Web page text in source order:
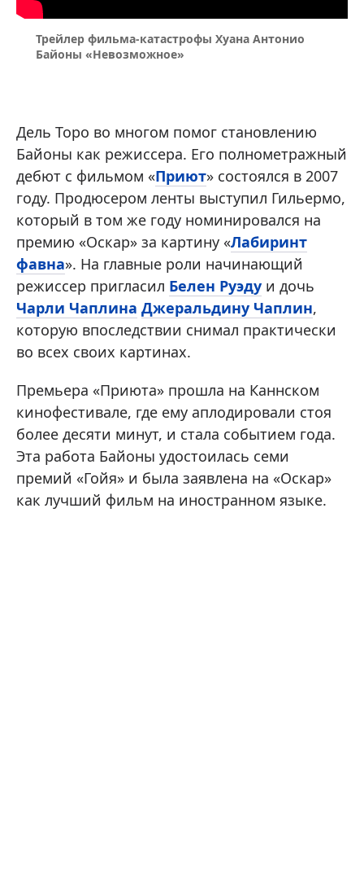
Трейлер фильма-катастрофы Хуана Антонио
Байоны «Невозможное»
Дель Торо во многом помог становлению
Байоны как режиссера. Его полнометражный
дебют с фильмом «Приют» состоялся в 2007
году. Продюсером ленты выступил Гильермо,
который в том же году номинировался на
премию «Оскар» за картину «Лабиринт
фавна». На главные роли начинающий
режиссер пригласил Белен Руэду и дочь
Чарли Чаплина Джеральдину Чаплин,
которую впоследствии снимал практически
во всех своих картинах.
Премьера «Приюта» прошла на Каннском
кинофестивале, где ему аплодировали стоя
более десяти минут, и стала событием года.
Эта работа Байоны удостоилась семи
премий «Гойя» и была заявлена на «Оскар»
как лучший фильм на иностранном языке.